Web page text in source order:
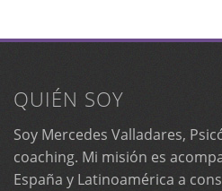
QUIÉN SOY
Soy Mercedes Valladares,
coaching. Mi misión es
España y Latinoamérica a